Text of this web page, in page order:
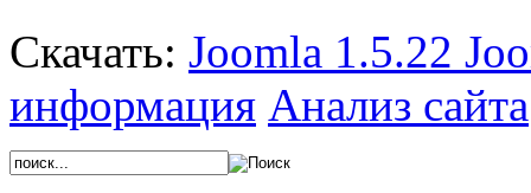
Скачать: Joomla 1.5.22
информация Анализ сайта